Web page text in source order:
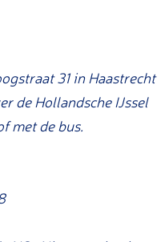
31 in Haastrecht
de Hollandsche IJssel
met de bus.